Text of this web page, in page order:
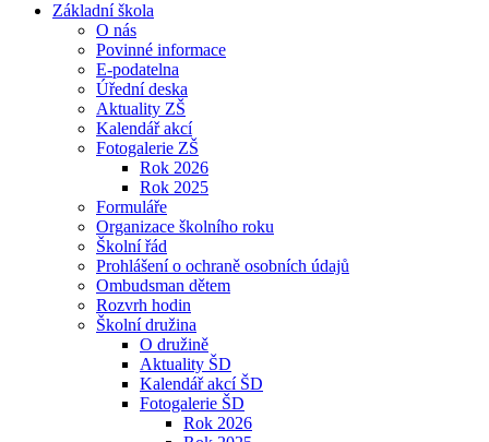
Základní škola
O nás
Povinné informace
E-podatelna
Úřední deska
Aktuality ZŠ
Kalendář akcí
Fotogalerie ZŠ
Rok 2026
Rok 2025
Formuláře
Organizace školního roku
Školní řád
Prohlášení o ochraně osobních údajů
Ombudsman dětem
Rozvrh hodin
Školní družina
O družině
Aktuality ŠD
Kalendář akcí ŠD
Fotogalerie ŠD
Rok 2026